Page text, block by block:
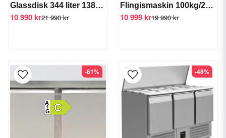
Glassdisk 344 liter 1386 mm
21 990 kr
10 990 kr
Flingismaskin 100kg/24tim GTS-IMS-100
19 990 kr
10 999 kr
C
A
G
-61% -48%